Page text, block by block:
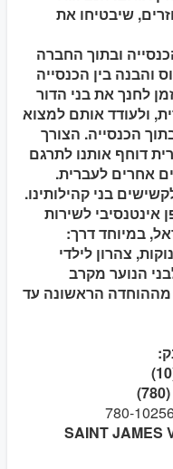
שיבטיחו את
ובתוך החברה
והבנה בין הכנסייה
לחנך את בני הדור
ולעודד אותם למצוא
הכנסייה. הצורך
דוחף אותנו לתרגם
אחרים לעברית.
בני קהילותינו.
אינטנסיבי לשירות
במיוחד דרך:
צהרון לילדי
קבוצות לבני הנוער מקרב
מההוחדה הראשונה עד
780-